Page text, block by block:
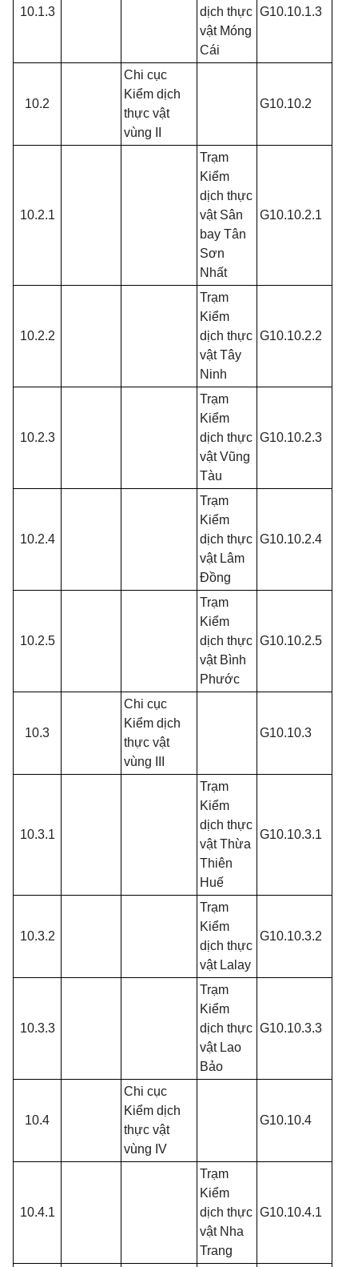
10.1.3
dịch thực
vật Móng
Cái
G10.10.1.3
10.2
Chi cục
Kiểm dịch
thực vật
vùng II
G10.10.2
10.2.1
Trạm
Kiểm
dịch thực
vật Sân
bay Tân
Sơn
Nhất
G10.10.2.1
10.2.2
Trạm
Kiểm
dịch thực
vật Tây
Ninh
G10.10.2.2
10.2.3
Trạm
Kiểm
dịch thực
vật Vũng
Tàu
G10.10.2.3
10.2.4
Trạm
Kiểm
dịch thực
vật Lâm
Đồng
G10.10.2.4
10.2.5
Trạm
Kiểm
dịch thực
vật Bình
Phước
G10.10.2.5
10.3
Chi cục
Kiểm dịch
thực vật
vùng III
G10.10.3
10.3.1
Trạm
Kiểm
dịch thực
vật Thừa
Thiên
Huế
G10.10.3.1
10.3.2
Trạm
Kiểm
dịch thực
vật Lalay
G10.10.3.2
10.3.3
Trạm
Kiểm
dịch thực
vật Lao
Bảo
G10.10.3.3
10.4
Chi cục
Kiểm dịch
thực vật
vùng IV
G10.10.4
10.4.1
Trạm
Kiểm
dịch thực
vật Nha
Trang
G10.10.4.1